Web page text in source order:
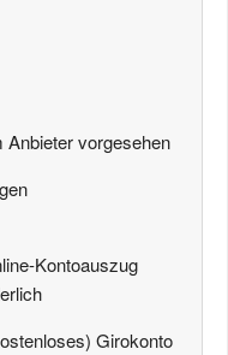
Anbieter vorgesehen
Kontoauszug
Girokonto